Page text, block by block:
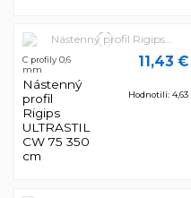
C profily 0,6
mm
Nástenný
profil
Rigips
ULTRASTIL
CW 75 350
cm
11,43 €
Hodnotili: 4,63